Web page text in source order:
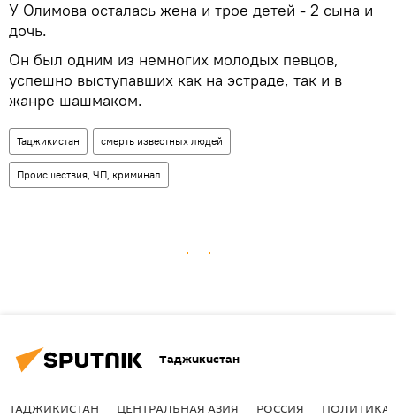
У Олимова осталась жена и трое детей - 2 сына и
дочь.
Он был одним из немногих молодых певцов,
успешно выступавших как на эстраде, так и в
жанре шашмаком.
Таджикистан смерть известных людей
Происшествия, ЧП, криминал
Таджикистан
ТАДЖИКИСТАН ЦЕНТРАЛЬНАЯ АЗИЯ РОССИЯ ПОЛИТИКА